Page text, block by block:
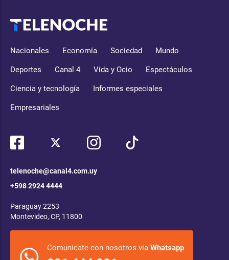
Nacionales Economía Sociedad Mundo
Deportes Canal 4 Vida y Ocio Espectáculos
Ciencia y tecnología Informes especiales
Empresariales
telenoche@canal4.com.uy
+598 2924 4444
Paraguay 2253
Montevideo, CP, 11800
Comunicate con nosotros via Whatsapp